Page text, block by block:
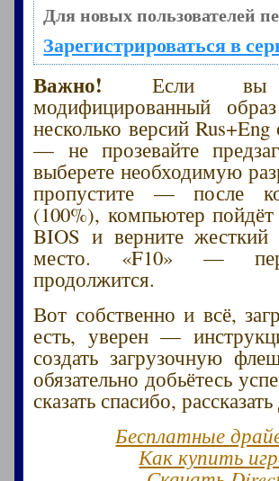
Для новых пользователей
Зарегистрироваться в
Важно! Если вы
модифицированный
несколько версий
— не прозевайте
выберете необходимую
пропустите — после
(100%), компьютер
BIOS и верните
место. «F10» —
продолжится.
Вот собственно и всё,
есть, уверен —
создать загрузочную
обязательно добьётесь
сказать спасибо,
Бесплатные
Как купить